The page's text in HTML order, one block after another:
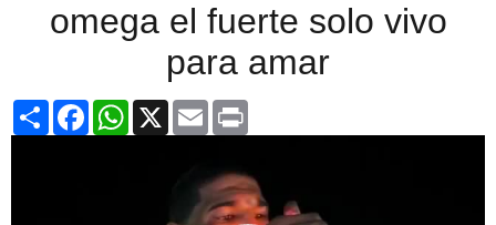
omega el fuerte solo vivo
para amar
ShareFacebookWhatsApp
X Email